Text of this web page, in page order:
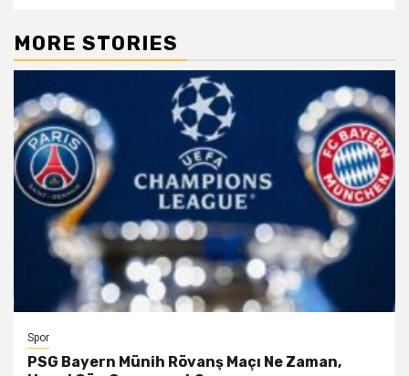
MORE STORIES
Spor
PSG Bayern Münih Rövanş Maçı Ne Zaman,